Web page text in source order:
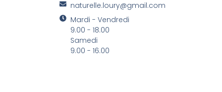
naturelle.loury@gmail.com
Mardi - Vendredi
9.00 - 18.00
Samedi
9.00 - 16.00